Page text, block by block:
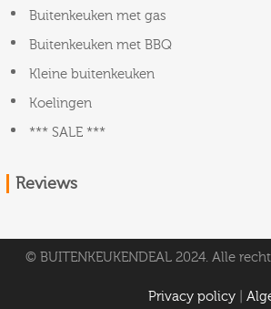
Buitenkeuken met gas
Buitenkeuken met BBQ
Kleine buitenkeuken
Koelingen
*** SALE ***
Reviews
© BUITENKEUKENDEAL 2024. Alle
Privacy policy